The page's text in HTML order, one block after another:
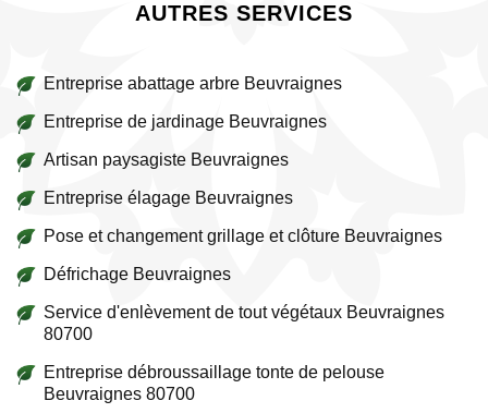
AUTRES SERVICES
Entreprise abattage arbre Beuvraignes
Entreprise de jardinage Beuvraignes
Artisan paysagiste Beuvraignes
Entreprise élagage Beuvraignes
Pose et changement grillage et clôture Beuvraignes
Défrichage Beuvraignes
Service d'enlèvement de tout végétaux Beuvraignes
80700
Entreprise débroussaillage tonte de pelouse
Beuvraignes 80700